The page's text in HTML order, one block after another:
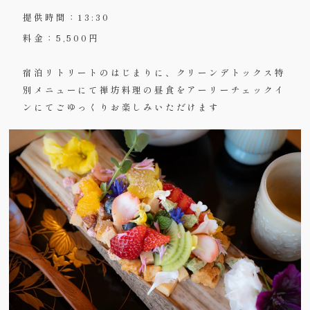
提供時間：13:30
料金：5,500円
宿泊リトリートのはじまりに、クリーンデトックス特
別メニューにて禅坊料理の昼食をアーリーチェックイ
ンにてごゆっくりお楽しみいただけます